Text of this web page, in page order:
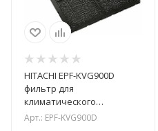
HITACHI EPF-KVG900D
фильтр для
климатического
комплекса
Арт.: EPF-KVG900D